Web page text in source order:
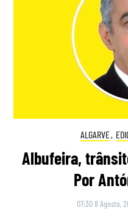
ALGARVE,
Albufeira,
Por
07:30 8 Agosto,